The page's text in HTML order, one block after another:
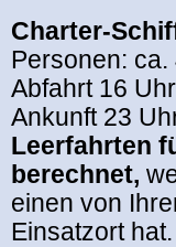
Charter-
Personen: ca.
Abfahrt 16
Ankunft 23
Leerfahrten
berechnet,
einen von
Einsatzort hat.